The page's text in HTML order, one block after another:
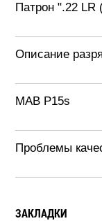
Патрон ".22 LR
Описание
MAB P15s
Проблемы
ЗАКЛАДКИ